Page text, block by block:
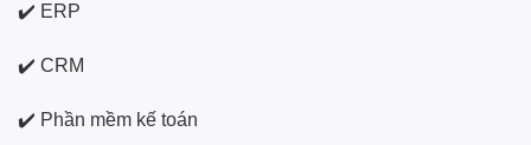
✔️ ERP
✔️ CRM
✔️ Phần mềm kế toán